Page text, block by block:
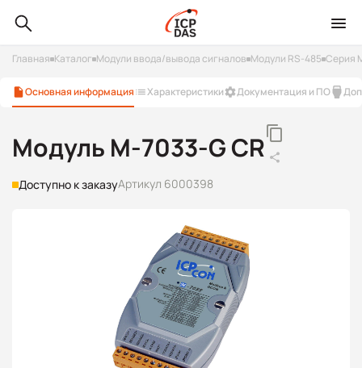
Главная Каталог Модули ввода/вывода сигналов Модули RS-485 Серия
Основная информация Характеристики Документация и ПО
Модуль M-7033-G CR
Доступно к заказуАртикул 6000398